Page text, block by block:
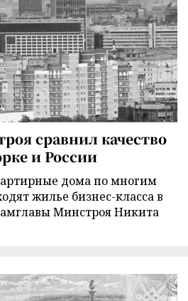
сравнил качество
и России
дома по многим
жилье бизнес-класса в
Минстроя Никита